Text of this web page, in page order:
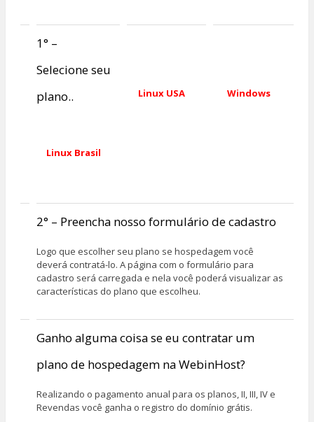
1° –
Selecione seu
plano..
Linux Brasil
Linux USA Windows
2° – Preencha nosso formulário de cadastro
Logo que escolher seu plano se hospedagem você
deverá contratá-lo. A página com o formulário para
cadastro será carregada e nela você poderá visualizar as
características do plano que escolheu.
Ganho alguma coisa se eu contratar um
plano de hospedagem na WebinHost?
Realizando o pagamento anual para os planos, II, III, IV e
Revendas você ganha o registro do domínio grátis.